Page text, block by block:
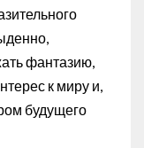
фантазию,
к миру и,
будущего